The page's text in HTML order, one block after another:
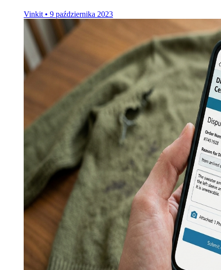
Vinkit • 9 października 2023